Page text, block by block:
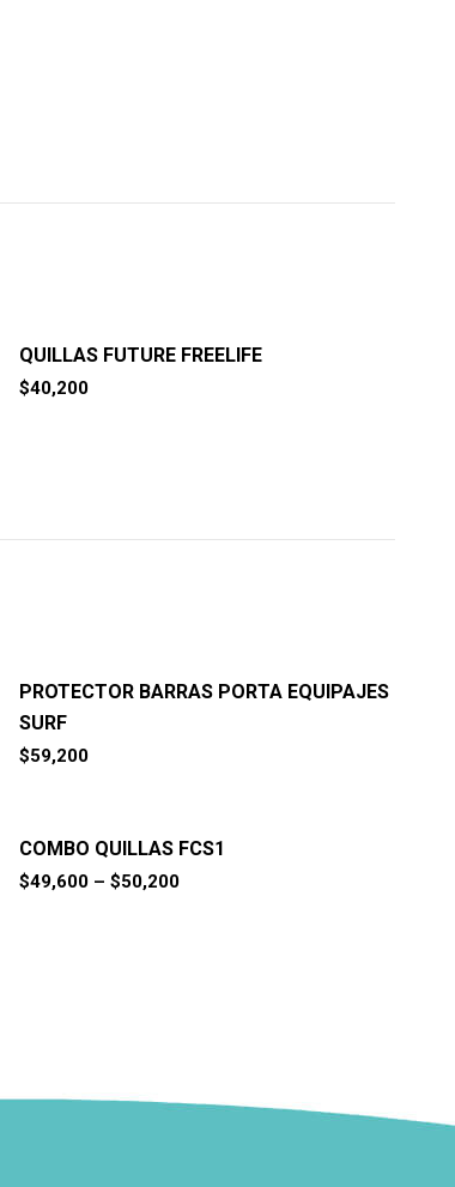
QUILLAS FUTURE FREELIFE
$40,200
PROTECTOR BARRAS PORTA EQUIPAJES
SURF
$59,200
COMBO QUILLAS FCS1
$49,600– $50,200